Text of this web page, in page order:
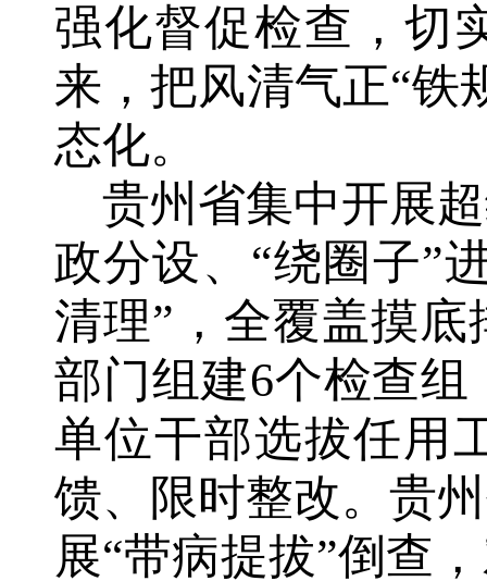
强化督促检查，切
来，把风清气正“铁
态化。
贵州省集中开展
政分设、“绕圈子”
清理”，全覆盖摸
部门组建6个检查
单位干部选拔任用
馈、限时整改。贵
展“带病提拔”倒查